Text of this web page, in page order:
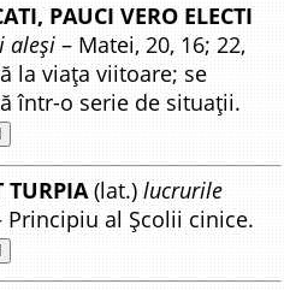
PAUCI VERO ELECTI
aleși – Matei, 20, 16; 22,
la viața viitoare; se
într-o serie de situații.
TURPIA (lat.)lucrurile
Principiu al Școlii cinice.